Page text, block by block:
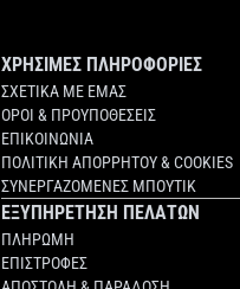
ΧΡΗΣΙΜΕΣ ΠΛΗΡΟΦΟΡΙΕΣ
ΣΧΕΤΙΚΑ ΜΕ ΕΜΑΣ
ΟΡΟΙ & ΠΡΟΥΠΟΘΕΣΕΙΣ
ΕΠΙΚΟΙΝΩΝΙΑ
ΠΟΛΙΤΙΚΗ ΑΠΟΡΡΗΤΟΥ & COOKIES
ΣΥΝΕΡΓΑΖΟΜΕΝΕΣ ΜΠΟΥΤΙΚ
ΕΞΥΠΗΡΕΤΗΣΗ ΠΕΛΑΤΩΝ
ΠΛΗΡΩΜΗ
ΕΠΙΣΤΡΟΦΕΣ